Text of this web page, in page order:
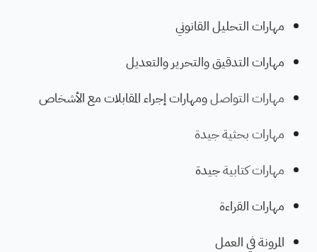
مهارات التحليل القانوني
مهارات التدقيق والتحرير والتعديل
مهارات التواصلومهارات إجراء المقابلات مع الأشخاص
مهارات بحثية جيدة
مهارات كتابيةجيدة
مهارات القراءة
المرونة في العمل